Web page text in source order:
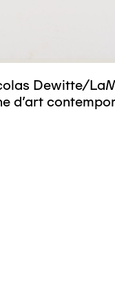
Dewitte/
d’art